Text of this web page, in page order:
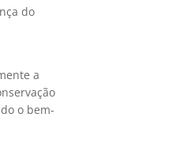
do
a
o bem-